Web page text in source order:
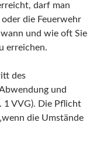
darf man
die Feuerwehr
und wie oft Sie
erreichen.
des
und
1 VVG). Die Pflicht
die Umstände